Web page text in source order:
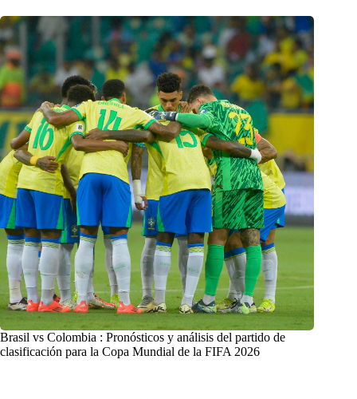
Brasil vs Colombia : Pronósticos y análisis del partido de
clasificación para la Copa Mundial de la FIFA 2026